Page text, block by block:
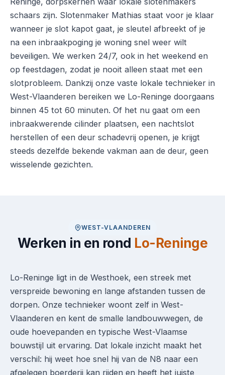
schaars zijn. Slotenmaker Mathias staat voor je klaar
wanneer je slot kapot gaat, je sleutel afbreekt of je
na een inbraakpoging je woning snel weer wilt
beveiligen. We werken 24/7, ook in het weekend en
op feestdagen, zodat je nooit alleen staat met een
slotprobleem. Dankzij onze vaste lokale technieker in
West-Vlaanderen bereiken we Lo-Reninge doorgaans
binnen 45 tot 60 minuten. Of het nu gaat om een
inbraakwerende cilinder plaatsen, een nachtslot
herstellen of een deur schadevrij openen, je krijgt
steeds dezelfde bekende vakman aan de deur, geen
wisselende gezichten.
WEST-VLAANDEREN
Werken in en rond Lo-Reninge
Lo-Reninge ligt in de Westhoek, een streek met
verspreide bewoning en lange afstanden tussen de
dorpen. Onze technieker woont zelf in West-
Vlaanderen en kent de smalle landbouwwegen, de
oude hoevepanden en typische West-Vlaamse
bouwstijl uit ervaring. Dat lokale inzicht maakt het
verschil: hij weet hoe snel hij van de N8 naar een
afgelegen boerderij kan rijden en heeft het juiste